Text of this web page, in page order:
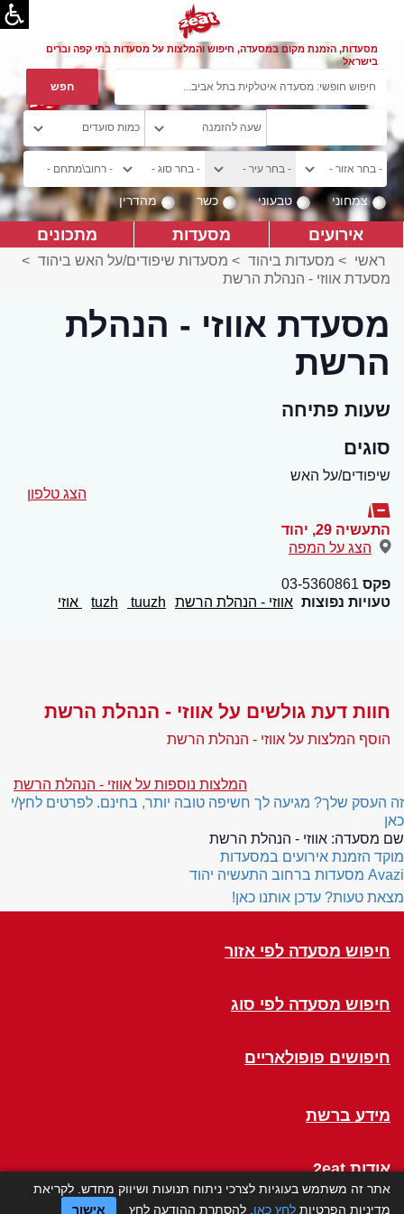
מסעדות, הזמנת מקום במסעדה, חיפוש והמלצות על מסעדות בתי קפה וברים
בישראל
צמחוני טבעוני כשר מהדרין
אירועים מסעדות מתכונים
ראשי > מסעדות ביהוד > מסעדות שיפודים/על האש ביהוד >
מסעדת אווזי - הנהלת הרשת
מסעדת אווזי - הנהלת
הרשת
שעות פתיחה
סוגים
שיפודים/על האש
הצג טלפון
התעשיה 29 , יהוד
הצג על המפה
פקס 03-5360861
טעויות נפוצות אווזי - הנהלת הרשת tuzh tuuzh אוזי
חוות דעת גולשים על אווזי - הנהלת הרשת
הוסף המלצות על אווזי - הנהלת הרשת
המלצות נוספות על אווזי - הנהלת הרשת
זה העסק שלך? מגיעה לך חשיפה טובה יותר, בחינם. לפרטים לחץ/י
כאן
שם מסעדה: אווזי - הנהלת הרשת
מוקד הזמנת אירועים במסעדות
Avazi מסעדות ברחוב התעשיה יהוד
מצאת טעות? עדכן אותנו כאן!
חיפוש מסעדה לפי אזור
חיפוש מסעדה לפי סוג
חיפושים פופולאריים
מידע ברשת
אודות 2eat
אתר זה משתמש בעוגיות לצרכי ניתוח תנועות ושיווק מחדש. לקריאת
מדיניות הפרטיות לחץ כאן . להסתרת ההודעה לחץ אישור